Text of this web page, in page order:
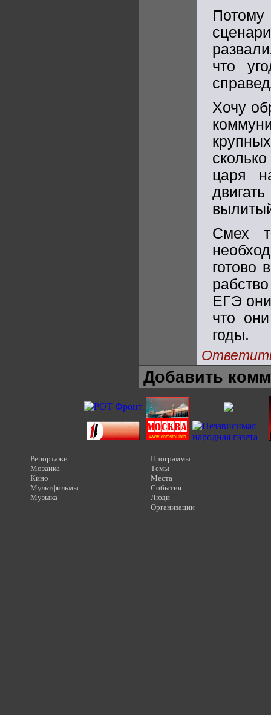
что
Хочу
царя
Смех
готово
ЕГЭ
что
годы.
Добавить
Репортажи
Мозаика
Кино
Мультфильмы
Музыка
Программы
Темы
Места
События
Люди
Организации